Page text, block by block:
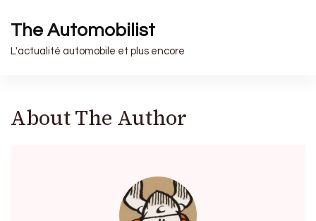
The Automobilist
L'actualité automobile et plus encore
About The Author